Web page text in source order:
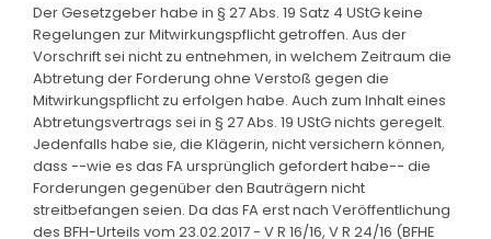
Der Gesetzgeber habe in § 27 Abs. 19 Satz 4 UStG keine
Regelungen zur Mitwirkungspflicht getroffen. Aus der
Vorschrift sei nicht zu entnehmen, in welchem Zeitraum die
Abtretung der Forderung ohne Verstoß gegen die
Mitwirkungspflicht zu erfolgen habe. Auch zum Inhalt eines
Abtretungsvertrags sei in § 27 Abs. 19 UStG nichts geregelt.
Jedenfalls habe sie, die Klägerin, nicht versichern können,
dass --wie es das FA ursprünglich gefordert habe-- die
Forderungen gegenüber den Bauträgern nicht
streitbefangen seien. Da das FA erst nach Veröffentlichung
des BFH-Urteils vom 23.02.2017 - V R 16/16, V R 24/16 (BFHE